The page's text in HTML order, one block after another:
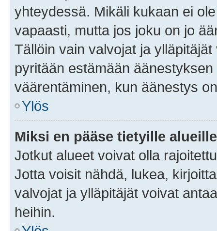
yhteydessä. Mikäli kukaan ei
vapaasti, mutta jos joku on jo
Tällöin vain valvojat ja
pyritään estämään
väärentäminen, kun äänestys
Ylös
Miksi en pääse tietyille
Jotkut alueet voivat olla
Jotta voisit nähdä, lukea,
valvojat ja ylläpitäjät voivat
heihin.